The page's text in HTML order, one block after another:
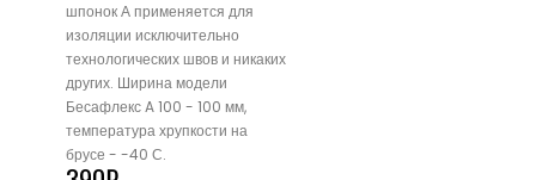
шпонок А применяется для
изоляции исключительно
технологических швов и никаких
других. Ширина модели
Бесафлекс A 100 - 100 мм,
температура хрупкости на
брусе - -40 С.